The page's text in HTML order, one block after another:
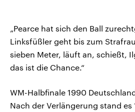
„Pearce hat sich den Ball
Linksfüßler geht bis zum
sieben Meter, läuft an, schießt,
das ist die Chance.“
WM-Halbfinale 1990
Nach der Verlängerung stand es